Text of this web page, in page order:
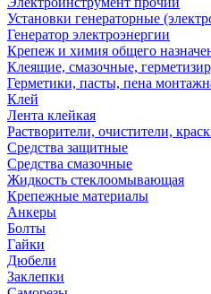
Установки генераторные
Генератор электроэнергии
Крепеж и химия общего
Клеящие, смазочные,
Герметики, пасты, пена
Клей
Лента клейкая
Растворители, очистители,
Средства защитные
Средства смазочные
Жидкость стеклоомывающая
Крепежные материалы
Анкеры
Болты
Гайки
Дюбели
Заклепки